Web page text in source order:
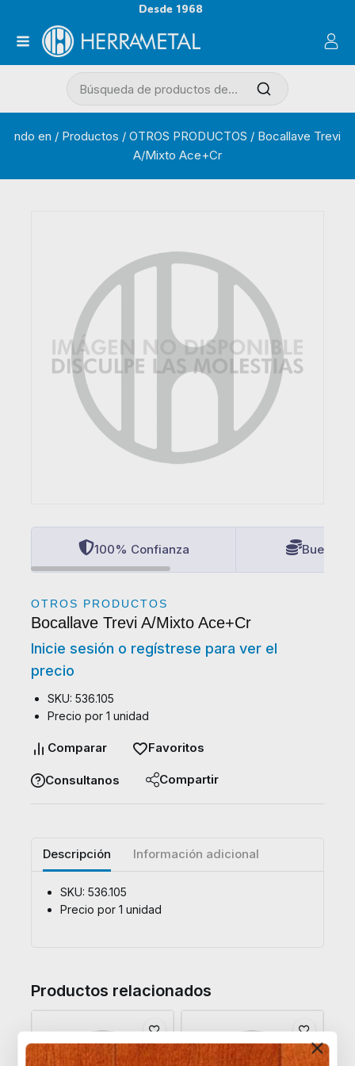
Desde 1968
ndo en / Productos / OTROS PRODUCTOS / Bocallave Trevi
A/Mixto Ace+Cr
100% Confianza Buenos
OTROS PRODUCTOS
Bocallave Trevi A/Mixto Ace+Cr
Inicie sesión o regístrese para ver el
precio
SKU: 536.105
Precio por 1 unidad
Comparar Favoritos
Consultanos Compartir
Descripción Información adicional
SKU: 536.105
Precio por 1 unidad
Productos relacionados